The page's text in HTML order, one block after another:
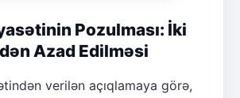
Pozulması: İki
Azad Edilməsi
verilən açıqlamaya görə,